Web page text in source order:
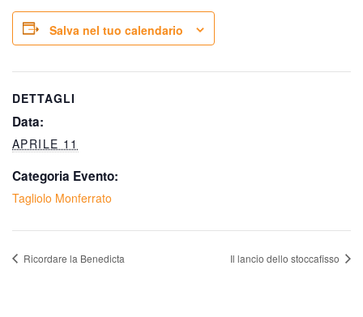
Salva nel tuo calendario
DETTAGLI
Data:
APRILE 11
Categoria Evento:
Tagliolo Monferrato
Ricordare la Benedicta Il lancio dello stoccafisso